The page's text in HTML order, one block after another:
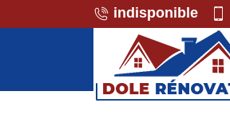
indisponible